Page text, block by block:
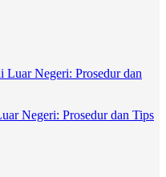
Negeri: Prosedur dan Tips